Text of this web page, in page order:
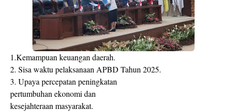
1.Kemampuan keuangan daerah.
2. Sisa waktu pelaksanaan APBD Tahun 2025.
3. Upaya percepatan peningkatan
pertumbuhan ekonomi dan
kesejahteraan masyarakat.